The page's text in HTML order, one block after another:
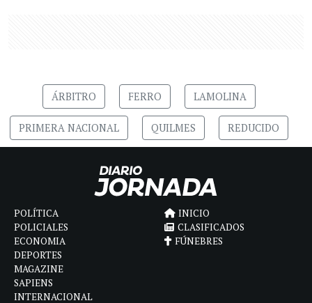
ÁRBITRO FERRO LAMOLINA
PRIMERA NACIONAL QUILMES REDUCIDO
POLÍTICA
POLICIALES
ECONOMIA
DEPORTES
MAGAZINE
SAPIENS
INTERNACIONAL
INICIO
CLASIFICADOS
FÚNEBRES